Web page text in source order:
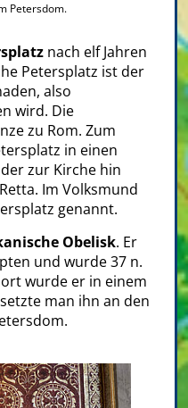
Petersdom.
nach elf Jahren
Petersplatz ist der
also
wird. Die
zu Rom. Zum
in einen
zur Kirche hin
Im Volksmund
genannt.
Obelisk. Er
und wurde 37 n.
wurde er in einem
man ihn an den